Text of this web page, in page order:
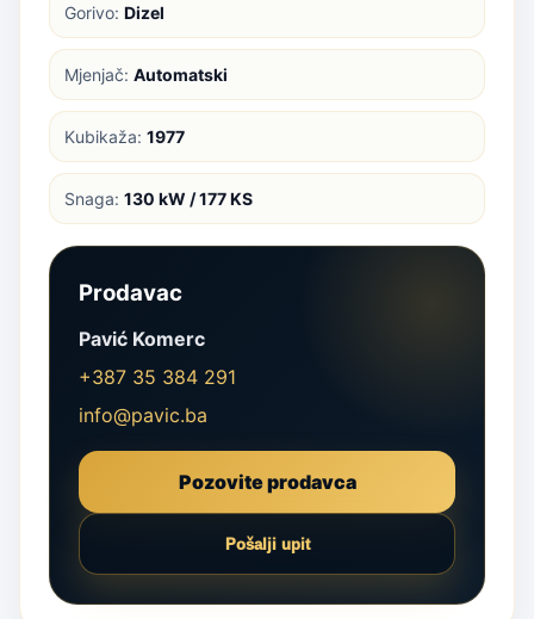
Gorivo: Dizel
Mjenjač: Automatski
Kubikaža: 1977
Snaga: 130 kW / 177 KS
Prodavac
Pavić Komerc
+387 35 384 291
info@pavic.ba
Pozovite prodavca
Pošalji upit